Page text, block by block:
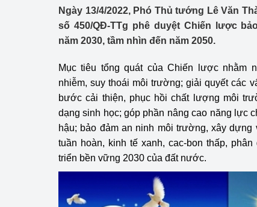
Hoạt động của
Công Thương -
Lịch sử phát triển
Bản tin Thị
Phát triển nguồn
Phát triển bền
Ngày 13/4/2022, Phó Thủ tướng Lê Văn
số 450/QĐ-TTg phê duyệt Chiến lược
năm 2030, tầm nhìn đến năm 2050.
Mục tiêu tổng quát của Chiến lược nhằm
nhiễm, suy thoái môi trường; giải quyết các
bước cải thiện, phục hồi chất lượng môi
dạng sinh học; góp phần nâng cao năng lực
hậu; bảo đảm an ninh môi trường, xây
tuần hoàn, kinh tế xanh, cac-bon thấp,
triển bền vững 2030 của đất nước.